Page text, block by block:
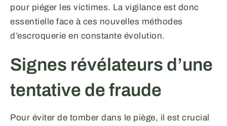
pour piéger les victimes. La vigilance est donc
essentielle face à ces nouvelles méthodes
d’escroquerie en constante évolution.
Signes révélateurs d’une
tentative de fraude
Pour éviter de tomber dans le piège, il est crucial